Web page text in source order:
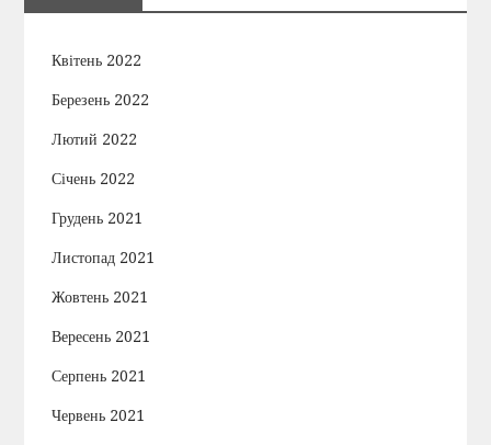
Квітень 2022
Березень 2022
Лютий 2022
Січень 2022
Грудень 2021
Листопад 2021
Жовтень 2021
Вересень 2021
Серпень 2021
Червень 2021